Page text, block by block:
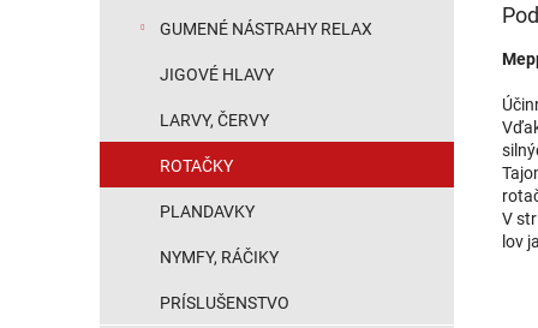
GUMENÉ NÁSTRAHY RELAX
JIGOVÉ HLAVY
LARVY, ČERVY
ROTAČKY
PLANDAVKY
NYMFY, RÁČIKY
PRÍSLUŠENSTVO
V
lov